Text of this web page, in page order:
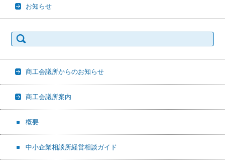
お知らせ
索:
商工会議所からのお知らせ
商工会議所案内
概要
中小企業相談所経営相談ガイド